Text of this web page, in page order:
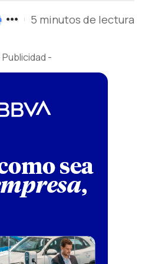
5 minutos de lectura
Publicidad -